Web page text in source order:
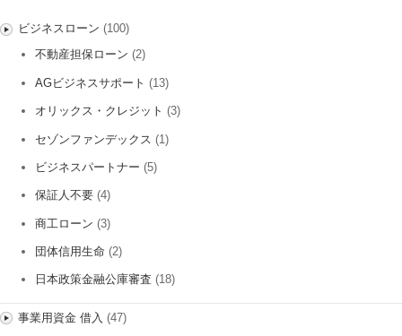
ビジネスローン (100)
不動産担保ローン (2)
AGビジネスサポート (13)
オリックス・クレジット (3)
セゾンファンデックス (1)
ビジネスパートナー (5)
保証人不要 (4)
商工ローン (3)
団体信用生命 (2)
日本政策金融公庫審査 (18)
事業用資金 借入 (47)